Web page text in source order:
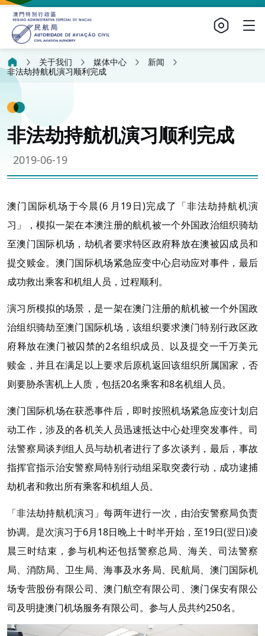
关于我们 媒体中心
新闻
非法劫持航机演习顺利完成
非法劫持航机演习顺利完成
2019-06-19
澳门国际机场于今晨(6 月19日)完成了「非法劫持航机演
习」，模拟一架在本澳注册的航机被一个外国政治组织骑劫
至澳门国际机场，劫机者要求特区政府释放在澳被囚成员和
提交赎金。澳门国际机场紧急应变中心启动应对事件，最后
成功救出乘客和机组人员，过程顺利。
演习所模拟的场景，是一架在澳门注册的航机被一个外国政
治组织骑劫至澳门国际机场，该组织要求澳门特别行政区政
府释放在澳门被囚禁的2名组织成员、以及提交一千万美元
赎金，并且在满足以上要求后原机返回该组织所属国家，否
则要胁杀害机上人质，包括20名乘客和8名机组人员。
澳门国际机场在获悉事件后，即时按照机场紧急应变计划启
动工作，涉及的各机关人员迅速抵达中心处理突发事件。司
法警察局谈判组人员与劫机者进行了多次谈判，最后，事故
指挥官指示治安警察局特别行动组采取突袭行动，成功逮捕
劫机者和救出所有乘客和机组人员。
「非法劫持航机演习」每两年进行一次，由治安警察局负责
协调。是次演习于6月18日晚上十时半开始，至19日(翌日)凌
晨三时结束，参与机构还包括警察总局、海关、司法警察
局、消防局、卫生局、海事及水务局、民航局、澳门国际机
场专营股份有限公司、澳门航空有限公司、澳门保安有限公
司及明捷澳门机场服务有限公司。参与人员共约250名。